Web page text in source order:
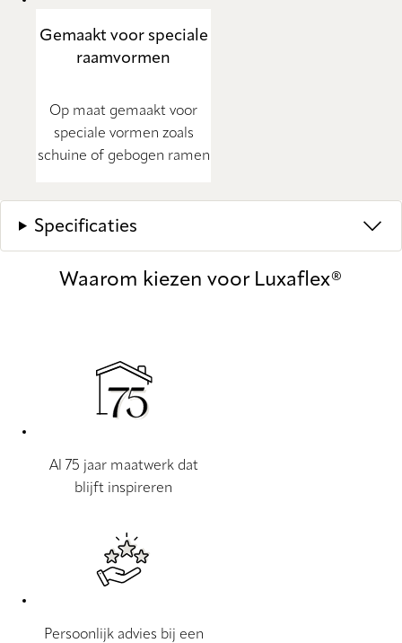
Gemaakt voor speciale
raamvormen
Op maat gemaakt voor
speciale vormen zoals
schuine of gebogen ramen
Specificaties
Waarom kiezen voor Luxaflex®
Al 75 jaar maatwerk dat
blijft inspireren
Persoonlijk advies bij een